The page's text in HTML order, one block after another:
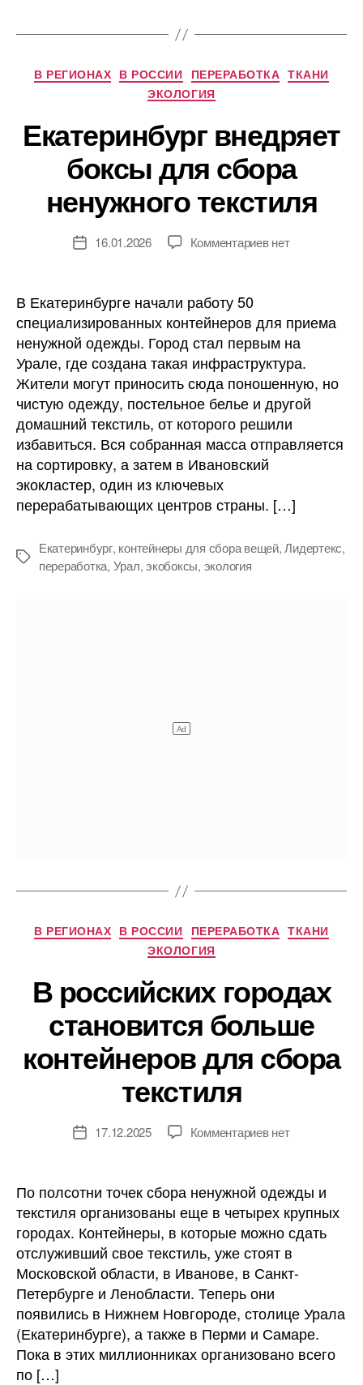
Рубрики
В РЕГИОНАХ В РОССИИ ПЕРЕРАБОТКА ТКАНИ
ЭКОЛОГИЯ
Екатеринбург внедряет
боксы для сбора
ненужного текстиля
Дата16.01.2026 Комментариевк
для
сбора
ненужного
текстиля
нет
В Екатеринбурге начали работу 50
специализированных контейнеров для приема
ненужной одежды. Город стал первым на
Урале, где создана такая инфраструктура.
Жители могут приносить сюда поношенную, но
чистую одежду, постельное белье и другой
домашний текстиль, от которого решили
избавиться. Вся собранная масса отправляется
на сортировку, а затем в Ивановский
экокластер, один из ключевых
перерабатывающих центров страны. […]
Метки
Екатеринбург, контейнеры для сбора вещей,Лидертекс,
переработка, Урал,экобоксы, экология
Рубрики
В РЕГИОНАХ В РОССИИ ПЕРЕРАБОТКА ТКАНИ
ЭКОЛОГИЯ
В российских городах
становится больше
контейнеров для сбора
текстиля
Дата17.12.2025 Комментариевк
городах
становится
больше
контейнеров
для
сбора
текстиля
нет
По полсотни точек сбора ненужной одежды и
текстиля организованы еще в четырех крупных
городах. Контейнеры, в которые можно сдать
отслуживший свое текстиль, уже стоят в
Московской области, в Иванове, в Санкт-
Петербурге и Ленобласти. Теперь они
появились в Нижнем Новгороде, столице Урала
(Екатеринбурге), а также в Перми и Самаре.
Пока в этих миллионниках организовано всего
по […]